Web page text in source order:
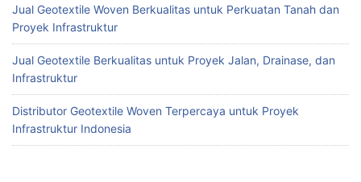
Jual Geotextile Woven Berkualitas untuk Perkuatan Tanah dan
Proyek Infrastruktur
Jual Geotextile Berkualitas untuk Proyek Jalan, Drainase, dan
Infrastruktur
Distributor Geotextile Woven Terpercaya untuk Proyek
Infrastruktur Indonesia